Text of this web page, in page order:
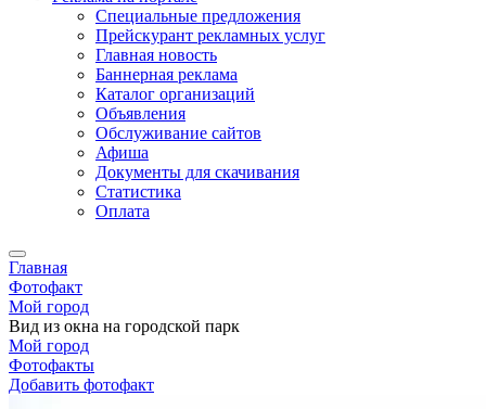
Специальные предложения
Прейскурант рекламных услуг
Главная новость
Баннерная реклама
Каталог организаций
Объявления
Обслуживание сайтов
Афиша
Документы для скачивания
Статистика
Оплата
Главная
Фотофакт
Мой город
Вид из окна на городской парк
Мой город
Фотофакты
Добавить фотофакт